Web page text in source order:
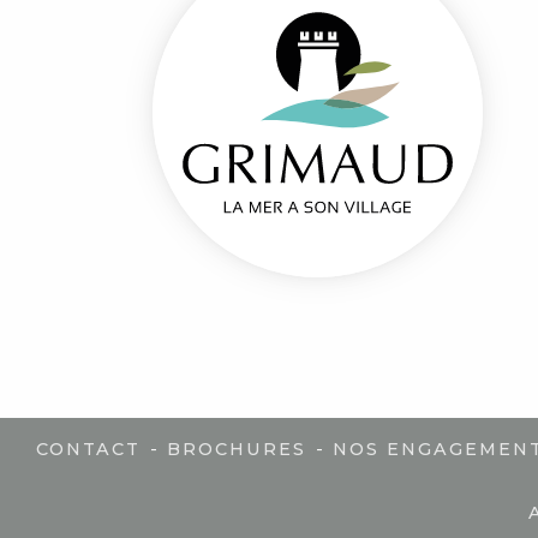
CONTACT - BROCHURES - NOS